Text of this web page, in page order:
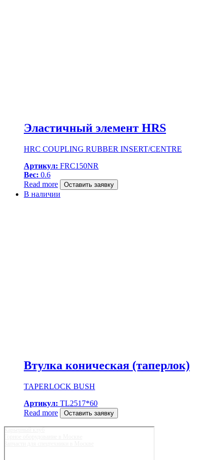
Эластичный элемент HRS
HRC COUPLING RUBBER INSERT/CENTRE
Артикул: FRC150NR
Вес: 0.6
Read more
Оставить заявку
В наличии
Втулка коническая (таперлок)
TAPERLOCK BUSH
Артикул: TL2517*60
Read more
Оставить заявку